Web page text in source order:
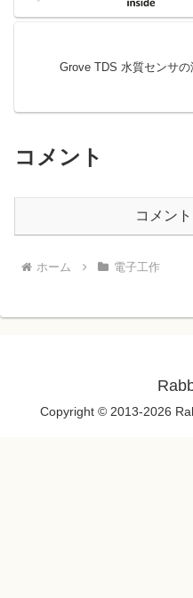
Grove TDS 水質センサの
コメント
コメン
ホーム 電子工作
Copyright © 2013-2026